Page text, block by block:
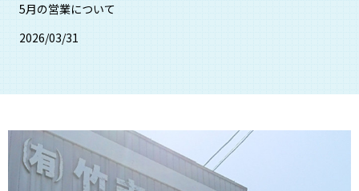
5月の営業について
2026/03/31
2026/01/31
2月の営業について